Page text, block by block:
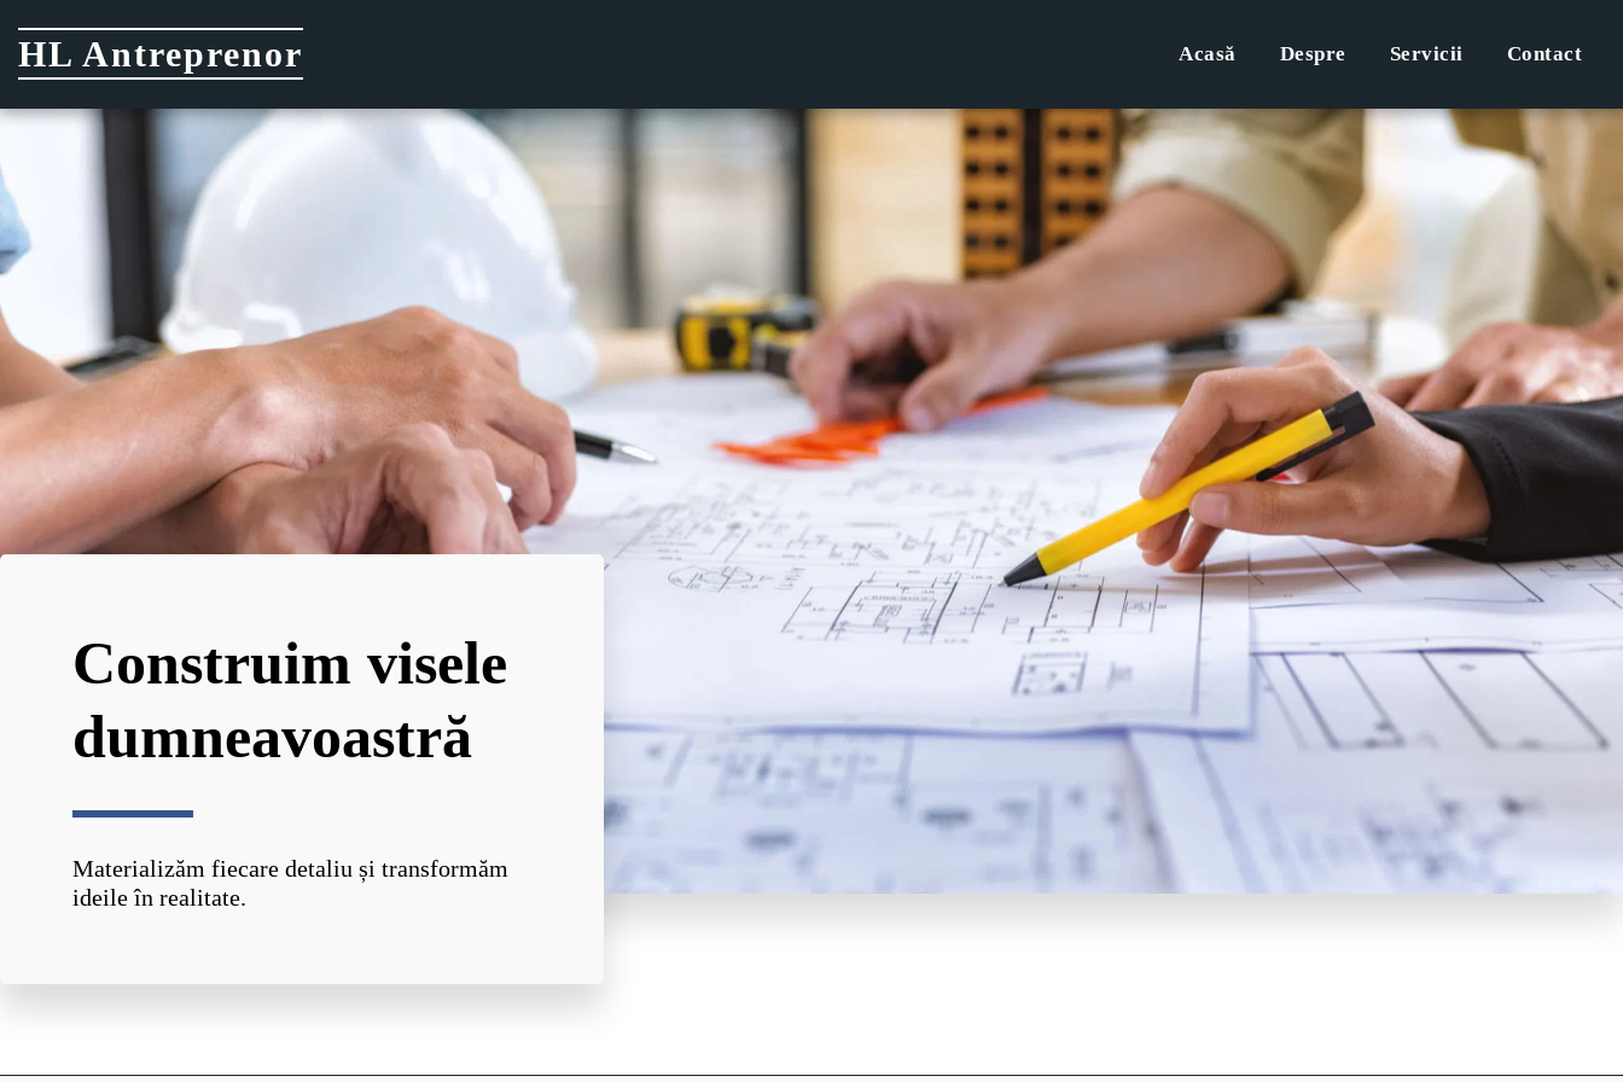
HL Antreprenor Acasă Despre Servicii Contact
Construim visele
dumneavoastră
Materializăm fiecare detaliu și transformăm
ideile în realitate.